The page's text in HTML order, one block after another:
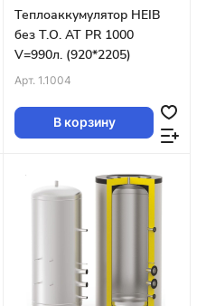
Теплоаккумулятор HEIB
без Т.О. AT PR 1000
V=990л. (920*2205)
Арт. 1.1004
В корзину